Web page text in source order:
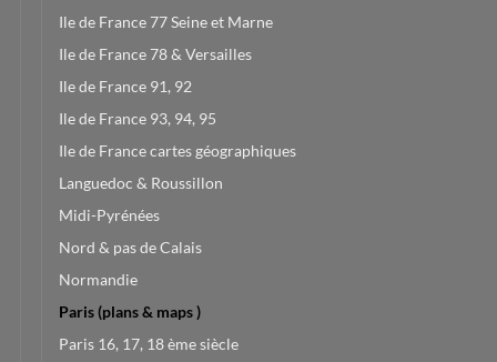
Ile de France 77 Seine et Marne
Ile de France 78 & Versailles
Ile de France 91, 92
Ile de France 93, 94, 95
Ile de France cartes géographiques
Languedoc & Roussillon
Midi-Pyrénées
Nord & pas de Calais
Normandie
Paris (plans & maps )
Paris 16, 17, 18 ème siècle